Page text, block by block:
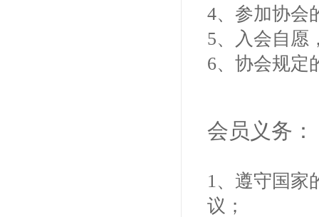
4、参加协会
5、入会自愿
6、协会规定
会员义务：
1、遵守国家
议；